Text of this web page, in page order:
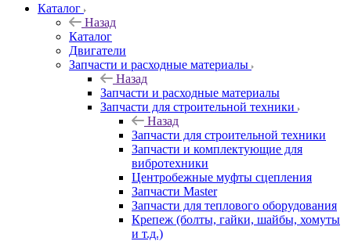
Каталог
Назад
Каталог
Двигатели
Запчасти и расходные материалы
Назад
Запчасти и расходные материалы
Запчасти для строительной техники
Назад
Запчасти для строительной техники
Запчасти и комплектующие для
вибротехники
Центробежные муфты сцепления
Запчасти Master
Запчасти для теплового оборудования
Крепеж (болты, гайки, шайбы, хомуты
и т.д.)